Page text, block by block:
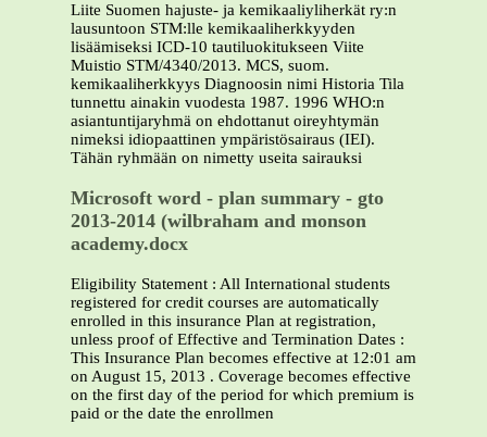
Liite Suomen hajuste- ja kemikaaliyliherkät ry:n
lausuntoon STM:lle kemikaaliherkkyyden
lisäämiseksi ICD-10 tautiluokitukseen Viite
Muistio STM/4340/2013. MCS, suom.
kemikaaliherkkyys Diagnoosin nimi Historia Tila
tunnettu ainakin vuodesta 1987. 1996 WHO:n
asiantuntijaryhmä on ehdottanut oireyhtymän
nimeksi idiopaattinen ympäristösairaus (IEI).
Tähän ryhmään on nimetty useita sairauksi
Microsoft word - plan summary - gto
2013-2014 (wilbraham and monson
academy.docx
Eligibility Statement : All International students
registered for credit courses are automatically
enrolled in this insurance Plan at registration,
unless proof of Effective and Termination Dates :
This Insurance Plan becomes effective at 12:01 am
on August 15, 2013 . Coverage becomes effective
on the first day of the period for which premium is
paid or the date the enrollmen